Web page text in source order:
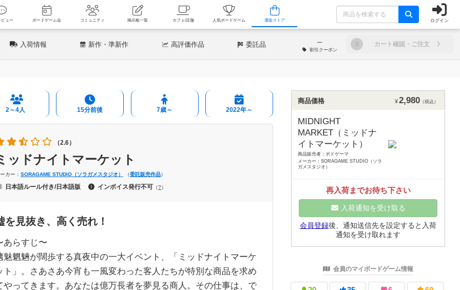
新着レビュー ボードゲーム会 コミュニティ 掲示板一覧 カフェ/店舗 人気ボードゲーム 通販ストア ログイン
入荷情報 新作 ・準新作 高評価作品 委託品 ─
割引 クーポン
0 カート確認・ご注文
2～4人 15分前後 7歳～ 2022年～
（2.6）
ッドナイトマーケット
カー：SORAGAME STUDIO（ソラガメスタジオ） （委託販売作品）
日本語ルール付き/日本語版 インボイス発行不可 （?）
を見抜き、高く売れ！
あらすじ〜
魅魍魎が闊歩する真夜中の一大イベント、「ミッドナイトマーケ
ト」。さあさあ今宵も一風変わった客人たちが特別な商品を求め
やってきます。あなたは億万長者を夢見る商人。その仕事は、で
商品価格 ¥2,980 （税込）
MIDNIGHT
MARKET（ミッドナ
イトマーケット）
商品販売者：ボドゲーマ
メーカー：SORAGAME STUDIO（ソラ
ガメスタジオ）
再入荷までお待ち下さい
入荷通知を受け取る
会員登録後、通知送信先を設定すると入荷
通知を受け取れます
会員のマイボードゲーム情報